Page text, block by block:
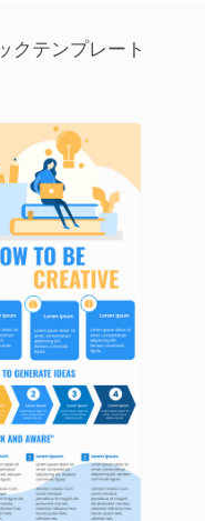
クテンプレート